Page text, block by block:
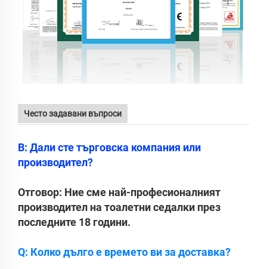
Често задавани въпроси
В: Дали сте търговска компания или
производител?
Отговор: Ние сме най-професионалният
производител на тоалетни седалки през
последните 18 години.
Q: Колко дълго е времето ви за доставка?